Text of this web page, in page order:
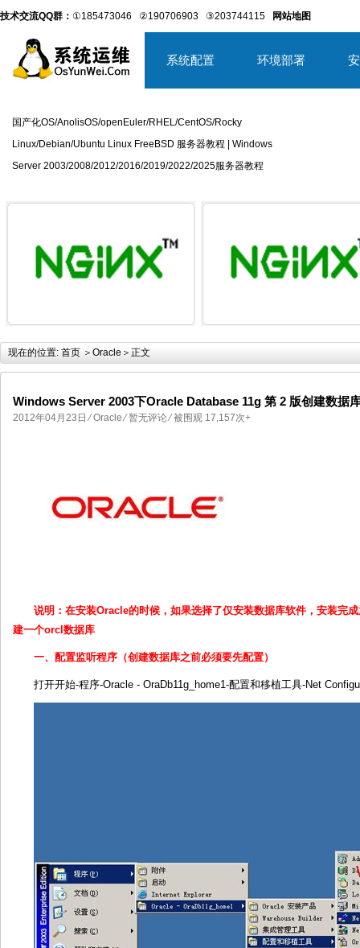
技术交流QQ群： ①185473046 ②190706903 ③203744115 网站地图
系统配置 环境部署
国产化OS/AnolisOS/openEuler/RHEL/CentOS/Rocky
Linux/Debian/Ubuntu Linux FreeBSD 服务器教程 | Windows
Server 2003/2008/2012/2016/2019/2022/2025服务器教程
现在的位置: 首页 ＞ Oracle ＞正文
Windows Server 2003下Oracle Database 11g 第 2 版创建数据
2012年04月23日 ⁄Oracle ⁄暂无评论⁄ 被围观 17,157次+
说明：在安装Oracle的时候，如果选择了仅安装数据库软件，安装完
建一个orcl数据库
一、配置监听程序（创建数据库之前必须要先配置）
打开开始-程序-Oracle - OraDb11g_home1-配置和移植工具-Net